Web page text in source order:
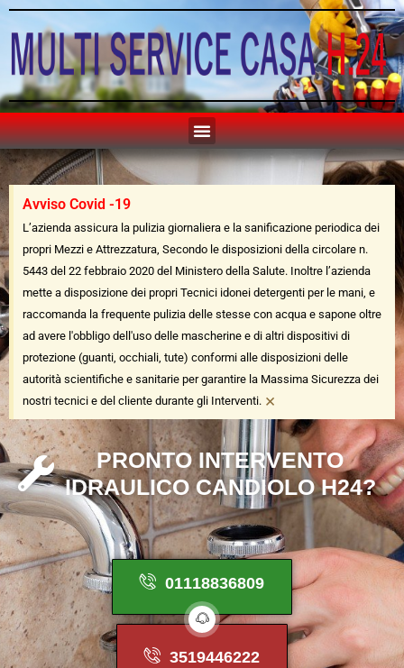
Avviso Covid -19
L’azienda assicura la pulizia giornaliera e la sanificazione periodica dei
propri Mezzi e Attrezzatura, Secondo le disposizioni della circolare n.
5443 del 22 febbraio 2020 del Ministero della Salute. Inoltre l’azienda
mette a disposizione dei propri Tecnici idonei detergenti per le mani, e
raccomanda la frequente pulizia delle stesse con acqua e sapone oltre
ad avere l'obbligo dell'uso delle mascherine e di altri dispositivi di
protezione (guanti, occhiali, tute) conformi alle disposizioni delle
autorità scientifiche e sanitarie per garantire la Massima Sicurezza dei
nostri tecnici e del cliente durante gli Interventi. ×
PRONTO INTERVENTO
IDRAULICO CANDIOLO H24?
01118836809
3519446222